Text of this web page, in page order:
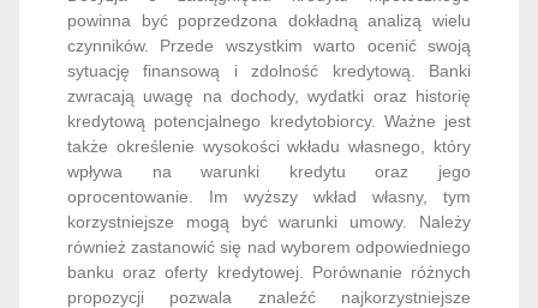
powinna być poprzedzona dokładną analizą wielu
czynników. Przede wszystkim warto ocenić swoją
sytuację finansową i zdolność kredytową. Banki
zwracają uwagę na dochody, wydatki oraz historię
kredytową potencjalnego kredytobiorcy. Ważne jest
także określenie wysokości wkładu własnego, który
wpływa na warunki kredytu oraz jego
oprocentowanie. Im wyższy wkład własny, tym
korzystniejsze mogą być warunki umowy. Należy
również zastanowić się nad wyborem odpowiedniego
banku oraz oferty kredytowej. Porównanie różnych
propozycji pozwala znaleźć najkorzystniejsze